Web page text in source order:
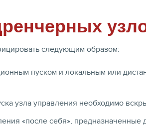
следующим образом:
пуском и локальным или
узла управления необходимо
«после себя», предназначенные